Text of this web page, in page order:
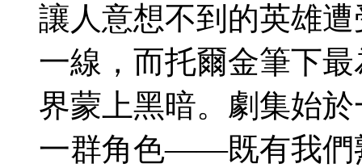
讓人意想不到的英雄
一線，而托爾金筆下
界蒙上黑暗。劇集始
一群角色——既有我